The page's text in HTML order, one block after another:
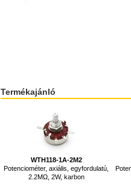
Termékajánló
WTH118-1A-2M2
Potenciométer, axiális, egyfordulatú,
2.2MΩ, 2W, karbon